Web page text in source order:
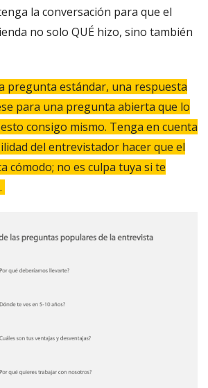
la conversación para que el
no solo QUÉ hizo, sino también
pregunta estándar, una respuesta
para una pregunta abierta que lo
consigo mismo. Tenga en cuenta
del entrevistador hacer que el
cómodo; no es culpa tuya si te